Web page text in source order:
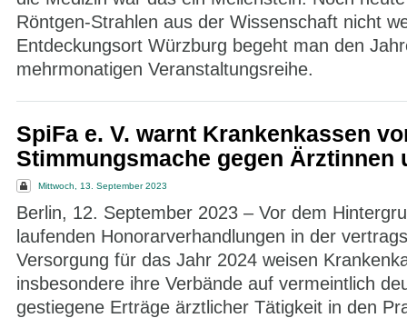
Röntgen-Strahlen aus der Wissenschaft nicht
Entdeckungsort Würzburg begeht man den
mehrmonatigen Veranstaltungsreihe.
SpiFa e. V. warnt Krankenkassen
Stimmungsmache gegen Ärztinnen
Mittwoch, 13. September 2023
Berlin, 12. September 2023 – Vor dem
laufenden Honorarverhandlungen in der
Versorgung für das Jahr 2024 weisen
insbesondere ihre Verbände auf vermeintlich
gestiegene Erträge ärztlicher Tätigkeit in den